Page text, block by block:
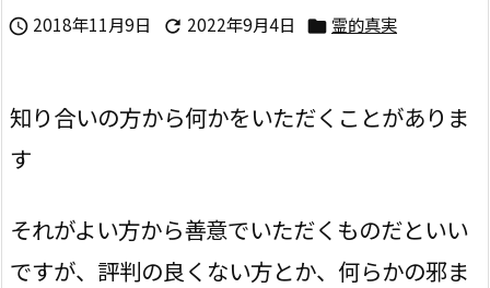
 2018年11月9日  2022年9月4日  霊的真実
知り合いの方から何かをいただくことがありま
す
それがよい方から善意でいただくものだといい
ですが、評判の良くない方とか、何らかの邪ま